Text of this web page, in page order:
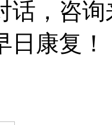
话，咨
康复！